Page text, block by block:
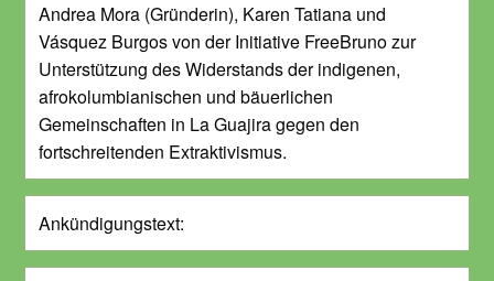
Andrea Mora (Gründerin), Karen Tatiana und
Vásquez Burgos von der Initiative FreeBruno zur
Unterstützung des Widerstands der indigenen,
afrokolumbianischen und bäuerlichen
Gemeinschaften in La Guajira gegen den
fortschreitenden Extraktivismus.
Ankündigungstext: